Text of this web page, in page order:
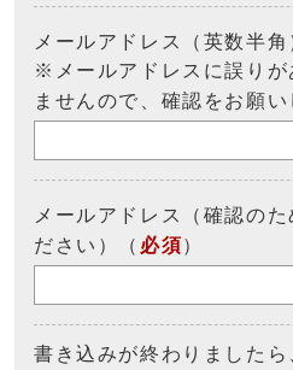
メールアドレス（英数半角
※メールアドレスに誤りが
ませんので、確認をお願い
メールアドレス（確認の
ださい）（ 必須）
書き込みが終わりました